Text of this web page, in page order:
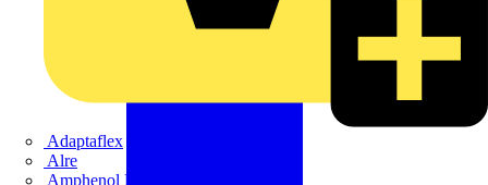
Adaptaflex
Alre
Amphenol FTG